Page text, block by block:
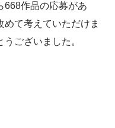
作品の応募があ
めて考えていただけま
ございました。